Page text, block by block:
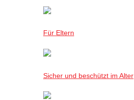
Für Eltern
Sicher und beschützt im Alter